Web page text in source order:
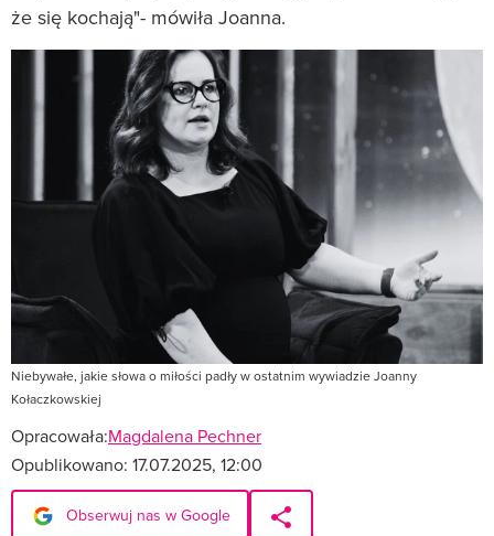
że się kochają"- mówiła Joanna.
Niebywałe, jakie słowa o miłości padły w ostatnim wywiadzie Joanny
Kołaczkowskiej
Opracowała:Magdalena Pechner
Opublikowano: 17.07.2025, 12:00
Obserwuj nas w Google